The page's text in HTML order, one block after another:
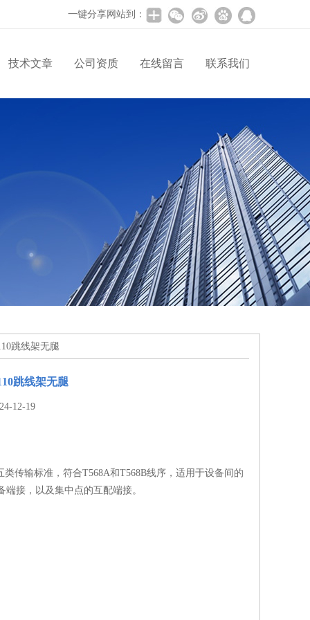
一键分享网站到：
技术文章 公司资质 在线留言 联系我们
跳线架无腿
跳线架无腿
12-19
类传输标准，符合T568A和T568B线序，适用于设备间的
端接，以及集中点的互配端接。